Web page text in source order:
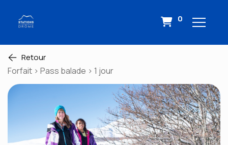
0
Retour
Forfait > Pass balade > 1 jour